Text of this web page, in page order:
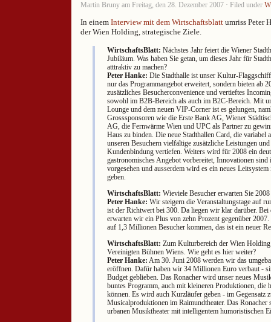
Martin Bruny am Freitag, den 28. Dezember 2007 · Filed under
In einem Interview mit dem Wirtschaftsblatt umriss Peter
der Wien Holding, strategische Ziele.
WirtschaftsBlatt: Nächstes Jahr feiert die Wiener
Jubiläum. Was haben Sie getan, um dieses Jahr für
atttraktiv zu machen?
Peter Hanke: Die Stadthalle ist unser Kultur-
nur das Programmangebot erweitert, sondern bieten ab
zusätzliches Besucherconvenience und vertieftes
sowohl im B2B-Bereich als auch im B2C-Bereich. Mit
Lounge und dem neuen VIP-Corner ist es gelungen,
Grosssponsoren wie die Erste Bank AG, Wiener
AG, die Fernwärme Wien und UPC als Partner zu
Haus zu binden. Die neue Stadthallen Card, die variabel
unseren Besuchern vielfältige zusätzliche Leistungen
Kundenbindung vertiefen. Weiters wird für 2008 ein
gastronomisches Angebot vorbereitet, Innovationen
vorgesehen und ausserdem wird es ein neues
geben.
WirtschaftsBlatt: Wieviele Besucher erwarten Sie
Peter Hanke: Wir steigern die Veranstaltungstage auf
ist der Richtwert bei 300. Da liegen wir klar darüber. Bei
erwarten wir ein Plus von zehn Prozent gegenüber
auf 1,3 Millionen Besucher kommen, das ist ein neuer
WirtschaftsBlatt: Zum Kulturbereich der Wien Holding
Vereinigten Bühnen Wiens. Wie geht es hier weiter?
Peter Hanke: Am 30. Juni 2008 werden wir das
eröffnen. Dafür haben wir 34 Millionen Euro verbaut -
Budget geblieben. Das Ronacher wird unser neues
buntes Programm, auch mit kleineren Produktionen, die
können. Es wird auch Kurzläufer geben - im Gegensatz
Musicalproduktionen im Raimundtheater. Das Ronacher
urbanen Musiktheater mit intelligentem humoristischen